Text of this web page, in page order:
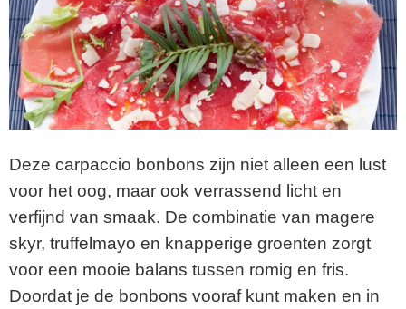
Deze carpaccio bonbons zijn niet alleen een lust
voor het oog, maar ook verrassend licht en
verfijnd van smaak. De combinatie van magere
skyr, truffelmayo en knapperige groenten zorgt
voor een mooie balans tussen romig en fris.
Doordat je de bonbons vooraf kunt maken en in